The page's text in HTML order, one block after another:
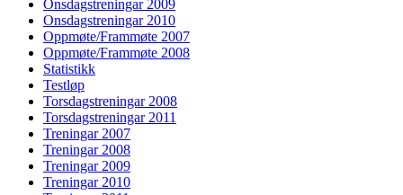
Onsdagstreningar 2009
Onsdagstreningar 2010
Oppmøte/Frammøte 2007
Oppmøte/Frammøte 2008
Statistikk
Testløp
Torsdagstreningar 2008
Torsdagstreningar 2011
Treningar 2007
Treningar 2008
Treningar 2009
Treningar 2010